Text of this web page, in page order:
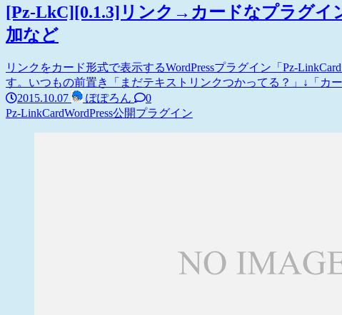
[Pz-LkC][0.1.3]リンク→カードなプラグイ
加など
リンクをカード形式で表示するWordPressプラグイン「Pz-
す。いつもの前置き「まだテキストリンクつかってる？」↓「カ
2015.10.07
ぽぽろん
0
Pz-LinkCardWordPress公開プラグイン